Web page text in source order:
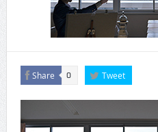
CINEMA×STYLE 294号
Share 0 Tweet